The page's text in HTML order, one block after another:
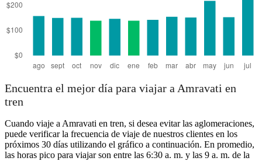
Encuentra el mejor día para viajar a Amravati en
tren
Cuando viaje a Amravati en tren, si desea evitar las aglomeraciones,
puede verificar la frecuencia de viaje de nuestros clientes en los
próximos 30 días utilizando el gráfico a continuación. En promedio,
las horas pico para viajar son entre las 6:30 a. m. y las 9 a. m. de la